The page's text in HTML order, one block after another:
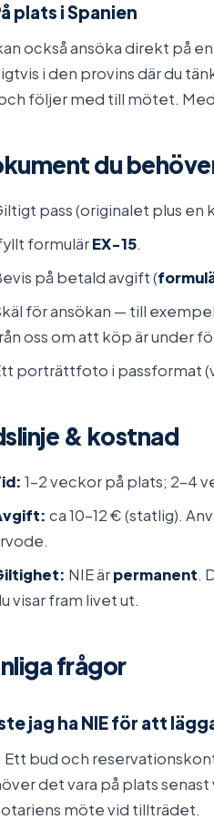
plats i Spanien
också ansöka direkt på
i den provins där du
följer med till mötet.
du
pass (originalet plus en
formulärEX-15.
på betald avgift (
för ansökan — till
oss om att köp är under
porträttfoto i passformat
& kostnad
1–2 veckor på plats; 2–4
ca 10–12 € (statlig).
NIE ärpermanent.
visar fram livet ut.
frågor
jag ha NIE för att
Ett bud och
det vara på plats senast
möte vid tillträdet.